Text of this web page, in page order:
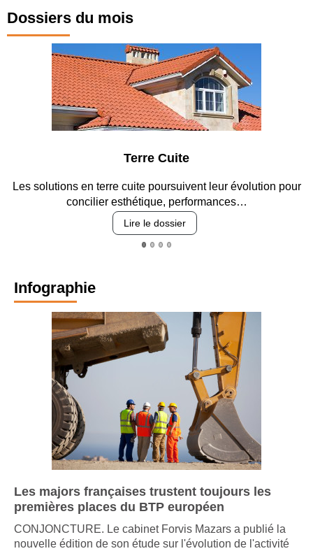
Dossiers du mois
poursuivent leur évolution pour
performances…
Entre circulation,
Infographie
Les majors françaises trustent toujours les
premières places du BTP européen
CONJONCTURE. Le cabinet Forvis Mazars a publié la
nouvelle édition de son étude sur l'évolution de l'activité